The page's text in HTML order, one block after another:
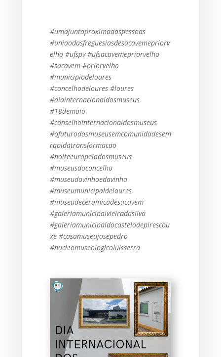
#umajuntaproximadaspessoas
#uniaodasfreguesiasdesacavemepriorv
elho #ufspv #ufsacavemepriorvelho
#sacavem #priorvelho
#municipiodeloures
#concelhodeloures #loures
#diainternacionaldosmuseus
#18demaio
#conselhointernacionaldosmuseus
#ofuturodosmuseusemcomunidadesem
rapidatransformacao
#noiteeuropeiadosmuseus
#museusdoconcelho
#museudovinhoedavinha
#museumunicipaldeloures
#museudeceramicadesacavem
#galeriamunicipalvieiradasilva
#galeriamunicipaldocastelodepirescou
xe #casamuseujosepedro
#nucleomuseologicoluisserra